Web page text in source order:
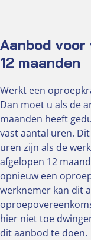
Aanbod
12 maanden
Werkt een
Dan moet u als de
maanden heeft
vast aantal uren.
uren zijn als de
afgelopen 12
opnieuw een
werknemer kan dit
hier niet toe
dit aanbod te doen.